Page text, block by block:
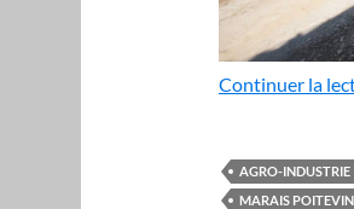
Continuer la
AGRO-INDUSTRIE
MARAIS POITEVIN